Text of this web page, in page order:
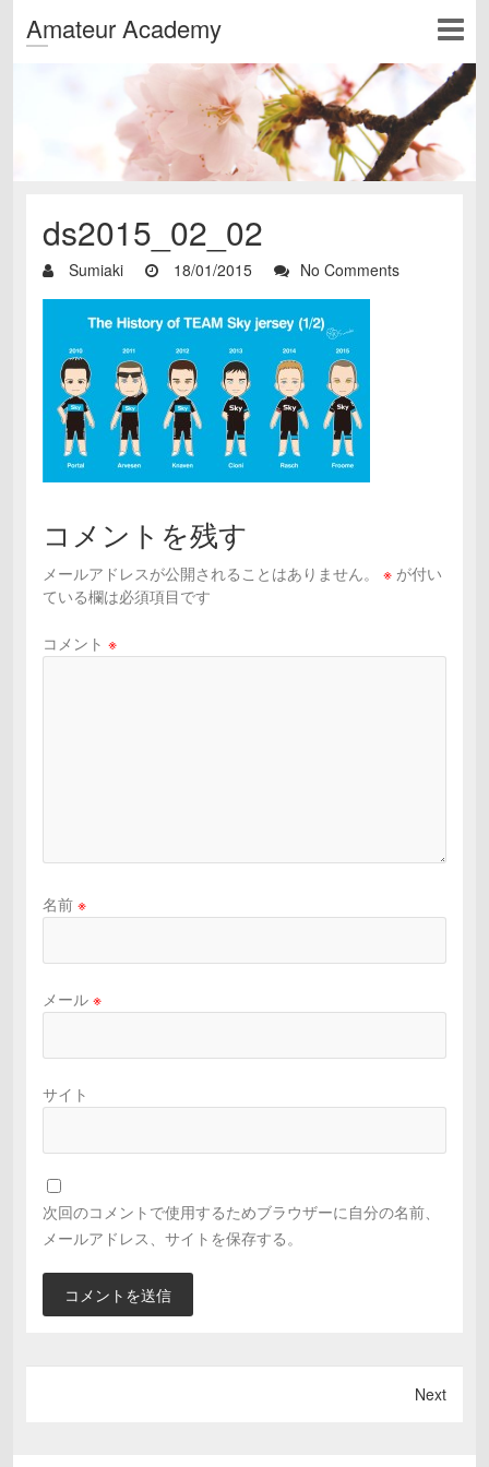
Amateur Academy
ds2015_02_02
Sumiaki 18/01/2015 No Comments
コメントを残す
メールアドレスが公開されることはありません。 ※ が付い
ている欄は必須項目です
コメント ※
名前 ※
メール ※
サイト
次回のコメントで使用するためブラウザーに自分の名前、
メールアドレス、サイトを保存する。
Next